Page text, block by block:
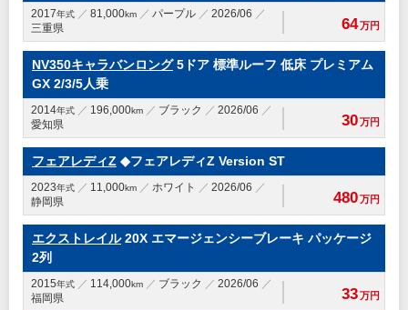
2017年式 81,000km パープル
2026/06
三重県
64万円
NV350キャラバンロング5ドア 標準ルーフ 低床 プレミアム
GX 2/3/5人乗
2014年式 196,000km ブラック
2026/06
愛知県
30万円
フェアレディZ ◆フェアレディZ Version ST
2023年式 11,000km ホワイト
2026/06
静岡県
480万円
エクストレイル20X エマージェンシーブレーキ パッケージ
2列
2015年式 114,000km ブラック
2026/06
福岡県
33万円